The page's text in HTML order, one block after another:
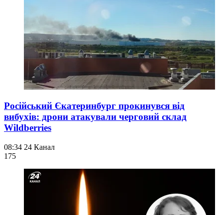
Російський Єкатеринбург прокинувся від
вибухів: дрони атакували черговий склад
Wildberries
08:34 24 Канал
175